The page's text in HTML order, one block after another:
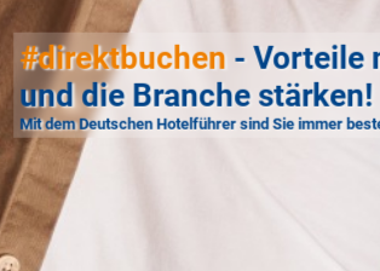
#direktbuchen - Vorteile
und die Branche stärken!
Mit dem Deutschen Hotelführer sind Sie immer